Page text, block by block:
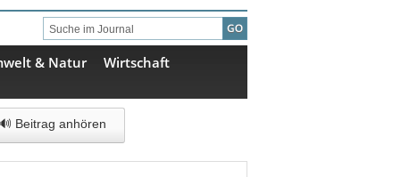
& Natur
Wirtschaft
🔊 Beitrag anhören